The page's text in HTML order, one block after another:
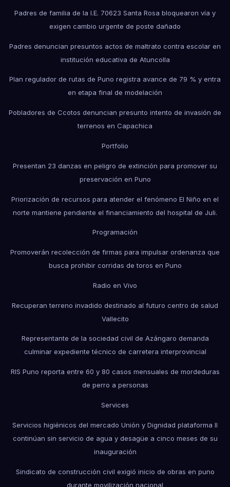
Padres de familia de la I.E. 70623 Santa Rosa bloquearon vía y
exigen cambio urgente de poste dañado
Padres denuncian presuntos actos de maltrato contra escolar en
institución educativa de Atuncolla
Plan regulador de rutas de Puno registra avance de 79 % y entra
en etapa final de modelación
Pobladores de Ccotos denuncian presunto intento de invasión de
terrenos en Capachica
Portfolio
Presentan 23 danzas en peligro de extinción para promover su
preservación en Puno
Priorización de recursos para atender el fenómeno El Niño en el
norte mantiene pendiente el financiamiento del hospital de Juli.
Programación
Promoverán recolección de firmas para impulsar ordenanza que
busca prohibir corridas de toros en Puno
Radio en Vivo
Recuperan terreno invadido destinado al futuro centro de salud
Vallecito
Representante de la sociedad civil de Azángaro demanda
culminar expediente técnico de carretera interprovincial
RIS Puno reporta entre 60 y 80 casos mensuales de mordeduras
de perro a personas
Services
Servicios higiénicos del mercado Unión y Dignidad plataforma II
continúan sin servicio de agua y desagüe a cinco meses de su
inauguración
Sindicato de construcción civil exigió inicio de obras en puno
durante movilización nacional